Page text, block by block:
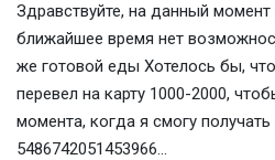
Здравствуйте, на данный
ближайшее время нет
же готовой еды Хотелось бы,
перевел на карту 1000-2000,
момента, когда я смогу получать
5486742051453966...